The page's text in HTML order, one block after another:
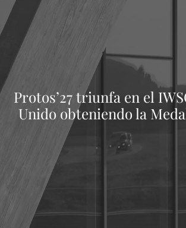
Protos’27 triunfa en el
Unido obteniendo la